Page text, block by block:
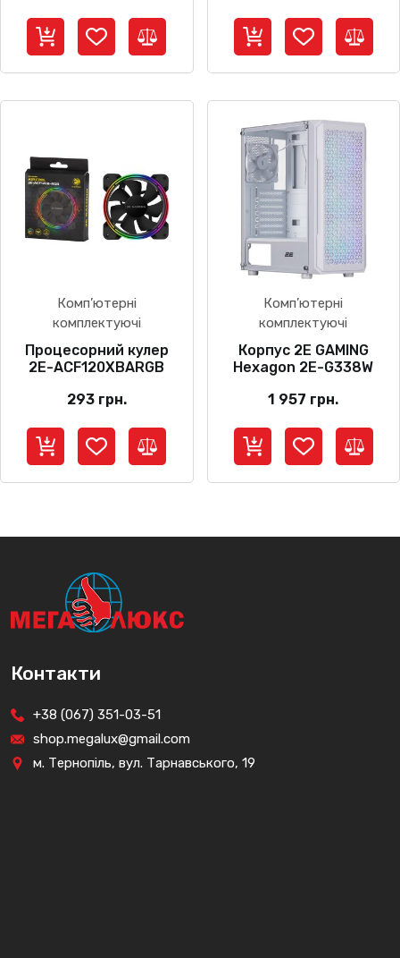
Комп’ютерні
комплектуючі
Процесорний кулер
2E-ACF120XBARGB
293 грн.
Комп’ютерні
комплектуючі
Корпус 2E GAMING
Hexagon 2E-G338W
1 957 грн.
Контакти
+38 (067) 351-03-51
shop.megalux@gmail.com
м. Тернопіль, вул. Тарнавського, 19